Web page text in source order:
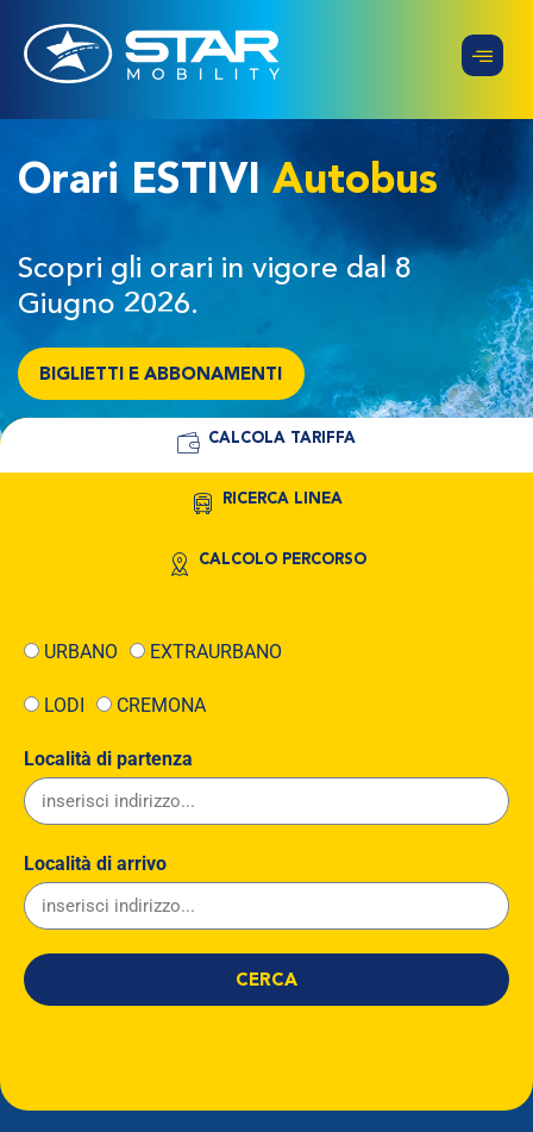
CALCOLA TARIFFA
RICERCA LINEA
CALCOLO PERCORSO
URBANO EXTRAURBANO
LODI CREMONA
Località di partenza
Località di arrivo
CERCA
Orari ESTIVI Autobus
Scopri gli orari in vigore dal 8
Giugno 2026.
BIGLIETTI E ABBONAMENTI